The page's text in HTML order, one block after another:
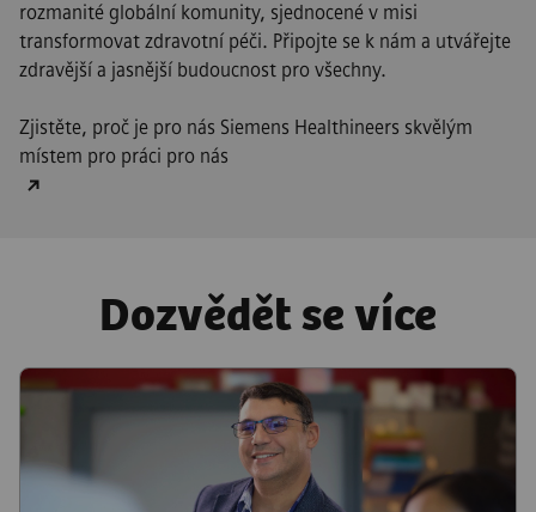
rozmanité globální komunity, sjednocené v misi
transformovat zdravotní péči. Připojte se k nám a utvářejte
zdravější a jasnější budoucnost pro všechny.
Zjistěte, proč je pro nás Siemens Healthineers skvělým
místem pro práci pro nás
Dozvědět se více